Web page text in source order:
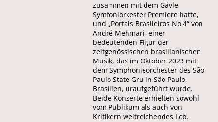
zusammen mit dem Gävle
Symfoniorkester Premiere hatte,
und „Portais Brasileiros No.4“ von
André Mehmari, einer
bedeutenden Figur der
zeitgenössischen brasilianischen
Musik, das im Oktober 2023 mit
dem Symphonieorchester des São
Paulo State Gru in São Paulo,
Brasilien, uraufgeführt wurde.
Beide Konzerte erhielten sowohl
vom Publikum als auch von
Kritikern weitreichendes Lob.